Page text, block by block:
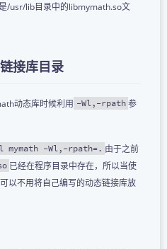
/usr/lib目录中的libmymath.so文
接库目录
动态库时候利用 -Wl,-rpath 参
-Wl,-rpath=. 由于之前
已经在程序目录中存在，所以当使
以不用将自己编写的动态链接库放